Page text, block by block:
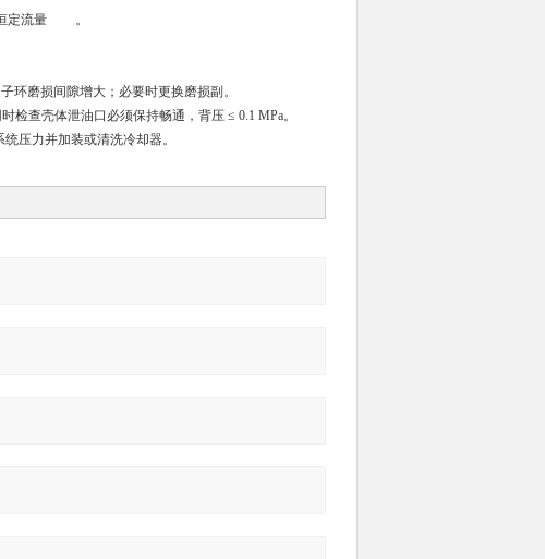
定流量
。
磨损间隙增大；必要时更换磨损副。
查壳体泄油口必须保持畅通，背压 ≤ 0.1 MPa。
压力并加装或清洗冷却器。